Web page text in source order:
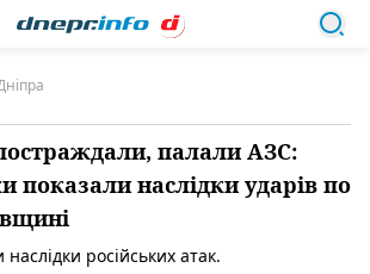
палали АЗС:
показали наслідки ударів по
наслідки російських атак.